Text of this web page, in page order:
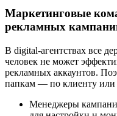
Маркетинговые
рекламных
В digital-агентствах все
человек не может
рекламных аккаунтов.
папкам — по клиенту или
Менеджеры